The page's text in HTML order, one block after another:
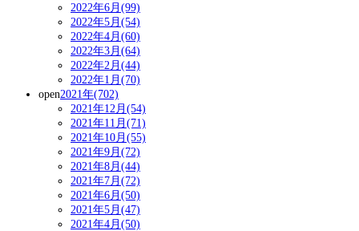
2022年6月(99)
2022年5月(54)
2022年4月(60)
2022年3月(64)
2022年2月(44)
2022年1月(70)
open2021年(702)
2021年12月(54)
2021年11月(71)
2021年10月(55)
2021年9月(72)
2021年8月(44)
2021年7月(72)
2021年6月(50)
2021年5月(47)
2021年4月(50)